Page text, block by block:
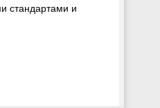
стандартами и